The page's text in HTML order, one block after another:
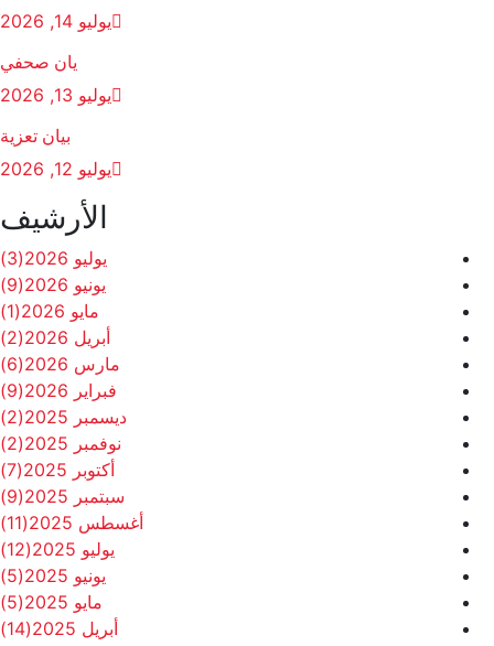
يوليو 14, 2026
يان صحفي
يوليو 13, 2026
بيان تعزية
يوليو 12, 2026
الأرشيف
يوليو 2026
(3)
يونيو 2026
(9)
مايو 2026
(1)
أبريل 2026
(2)
مارس 2026
(6)
فبراير 2026
(9)
ديسمبر 2025
(2)
نوفمبر 2025
(2)
أكتوبر 2025
(7)
سبتمبر 2025
(9)
أغسطس 2025
(11)
يوليو 2025
(12)
يونيو 2025
(5)
مايو 2025
(5)
أبريل 2025
(14)